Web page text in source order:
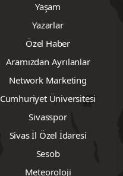
Yaşam
Yazarlar
Özel Haber
Aramızdan Ayrılanlar
Network Marketing
Cumhuriyet Üniversitesi
Sivasspor
Sivas İl Özel İdaresi
Sesob
Meteoroloji